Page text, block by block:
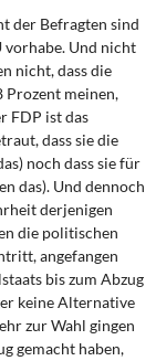
der Befragten sind
vorhabe. Und nicht
nicht, dass die
Prozent meinen,
FDP ist das
dass sie die
noch dass sie für
das). Und dennoch
derjenigen
die politischen
angefangen
bis zum Abzug
keine Alternative
zur Wahl gingen
gemacht haben,